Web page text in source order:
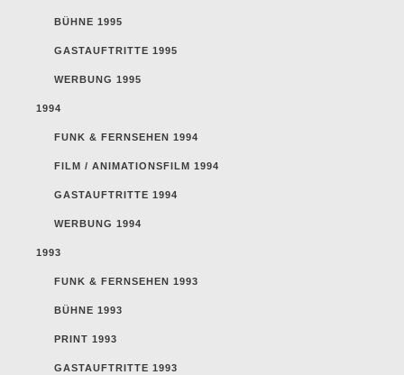
BÜHNE 1995
GASTAUFTRITTE 1995
WERBUNG 1995
1994
FUNK & FERNSEHEN 1994
FILM / ANIMATIONSFILM 1994
GASTAUFTRITTE 1994
WERBUNG 1994
1993
FUNK & FERNSEHEN 1993
BÜHNE 1993
PRINT 1993
GASTAUFTRITTE 1993